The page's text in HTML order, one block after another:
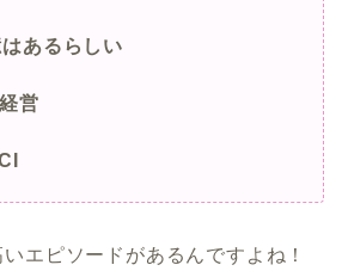
あるらしい
営
エピソードがあるんですよね！